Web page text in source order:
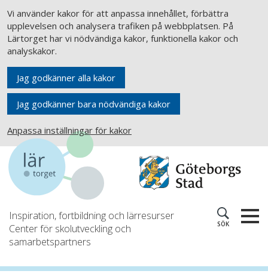
Vi använder kakor för att anpassa innehållet, förbättra
upplevelsen och analysera trafiken på webbplatsen. På
Lärtorget har vi nödvändiga kakor, funktionella kakor och
analyskakor.
Jag godkänner alla kakor
Jag godkänner bara nödvändiga kakor
Anpassa inställningar för kakor
Inspiration, fortbildning och lärresurser
Center för skolutveckling och
samarbetspartners
SÖK